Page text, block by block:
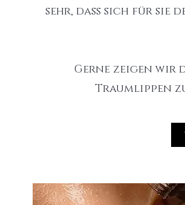
sehr, dass sich für sie
Gerne zeigen wir
Traumlippen